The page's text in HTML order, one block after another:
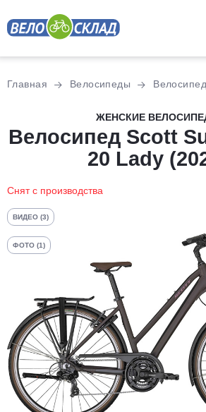
Главная Велосипеды
ЖЕНСКИЕ
Велосипед Scott
20 Lady
Снят с производства
ВИДЕО (3)
ФОТО (1)
Разбейте
оплатуна части
без переплат
График платежей
Добавляйте товары
в корзину
Оплачивайте сегодня только